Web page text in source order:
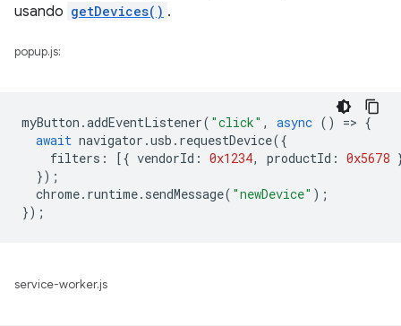
usando getDevices() .
popup.js:
myButton .addEventListener( "click" , async () => {
await navigator .usb . requestDevice({
filters : [{ vendorId : 0x1234, productId : 0x5678
});
chrome. runtime. sendMessage( "newDevice" );
});
service-worker.js